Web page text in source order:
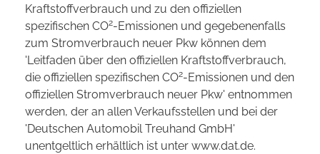
Kraftstoffverbrauch und zu den offiziellen
spezifischen CO2-Emissionen und gegebenenfalls
zum Stromverbrauch neuer Pkw können dem
'Leitfaden über den offiziellen Kraftstoffverbrauch,
die offiziellen spezifischen CO2-Emissionen und den
offiziellen Stromverbrauch neuer Pkw' entnommen
werden, der an allen Verkaufsstellen und bei der
'Deutschen Automobil Treuhand GmbH'
unentgeltlich erhältlich ist unter www.dat.de.